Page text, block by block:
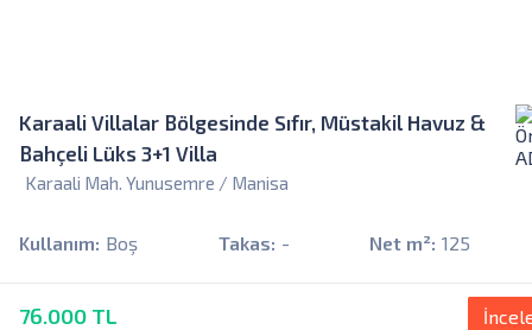
Karaali Villalar Bölgesinde Sıfır, Müstakil Havuz &
Bahçeli Lüks 3+1 Villa
Karaali Mah. Yunusemre / Manisa
Kullanım: Boş Takas: - Net m²: 125
76.000 TL